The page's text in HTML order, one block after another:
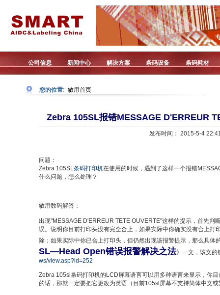
公司信息 新闻中心 解决方案 条码设备 条码耗材
您的位置: 敏用首页
Zebra 105SL报错MESSAGE D'ERREUR
发布时间： 2015-5-4
问题：
Zebra 105SL条码打印机在使用的时候，遇到了这样一个报错
什么问题，怎么处理？
敏用数码解答：
出现"MESSAGE D'ERREUR TETE OUVERTE"这样的提示，首先判
误。说明你目前打印头没有完全合上，如果实际中你确实没有合上打
除；如果实际中你已合上打印头，但仍然出现该报警提示，那么具体
SL—Head Open错误报警解决之法》一文，该文的
ws/view.asp?id=252
Zebra 105sl条码打印机的LCD屏幕语言可以用多种语言来显示，你
的话，那就一定要把它更改为英语（目前105sl屏幕不支持简体中文或